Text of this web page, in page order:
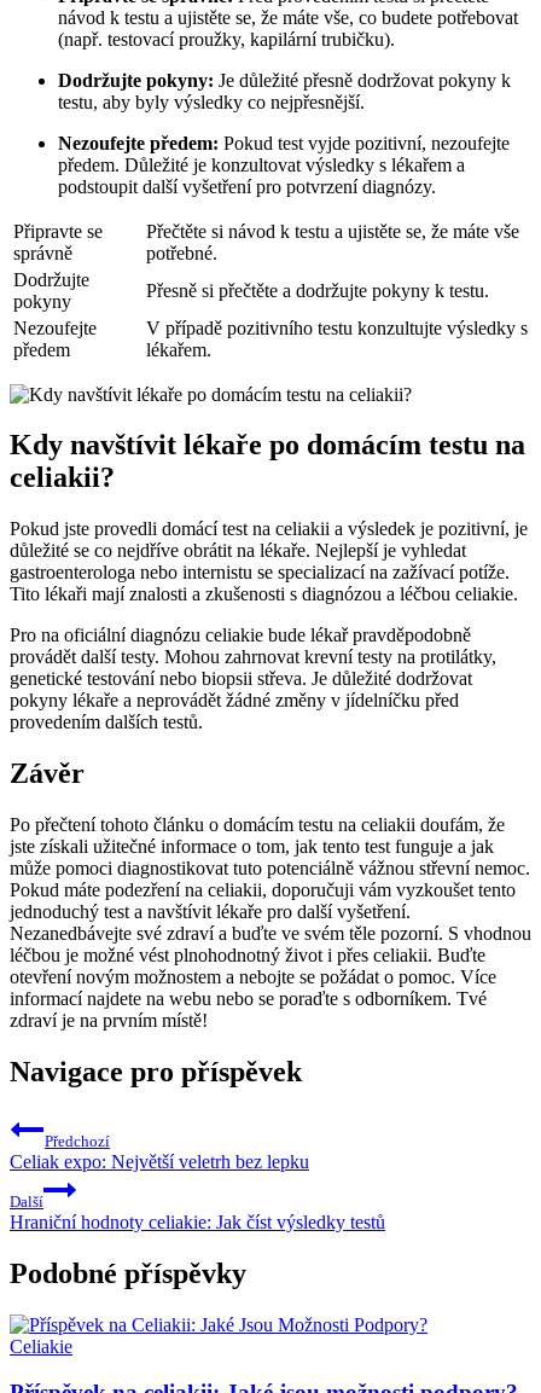
návod k testu a ujistěte se, že máte vše, co budete potřebovat
(např. testovací proužky, kapilární trubičku).
Dodržujte pokyny: Je důležité přesně dodržovat pokyny k
testu, aby byly výsledky co nejpřesnější.
Nezoufejte předem: Pokud test vyjde pozitivní, nezoufejte
předem. Důležité je konzultovat výsledky s lékařem a
podstoupit další vyšetření pro potvrzení diagnózy.
Připravte se
správně
Přečtěte si návod k testu a ujistěte se, že máte vše
potřebné.
Dodržujte
pokyny
Přesně si přečtěte a dodržujte pokyny k testu.
Nezoufejte
předem
V případě pozitivního testu konzultujte výsledky s
lékařem.
Kdy navštívit lékaře po domácím testu na
celiakii?
Pokud jste provedli domácí test na celiakii a výsledek je pozitivní, je
důležité se co nejdříve obrátit na lékaře. Nejlepší je vyhledat
gastroenterologa nebo internistu se specializací na zažívací potíže.
Tito lékaři mají znalosti a zkušenosti s diagnózou a léčbou celiakie.
Pro na oficiální diagnózu celiakie bude lékař pravděpodobně
provádět další testy. Mohou zahrnovat krevní testy na protilátky,
genetické testování nebo biopsii střeva. Je důležité dodržovat
pokyny lékaře a neprovádět žádné změny v jídelníčku před
provedením dalších testů.
Závěr
Po přečtení tohoto článku o domácím testu na celiakii doufám, že
jste získali užitečné informace o tom, jak tento test funguje a jak
může pomoci diagnostikovat tuto potenciálně vážnou střevní nemoc.
Pokud máte podezření na celiakii, doporučuji vám vyzkoušet tento
jednoduchý test a navštívit lékaře pro další vyšetření.
Nezanedbávejte své zdraví a buďte ve svém těle pozorní. S vhodnou
léčbou je možné vést plnohodnotný život i přes celiakii. Buďte
otevření novým možnostem a nebojte se požádat o pomoc. Více
informací najdete na webu nebo se poraďte s odborníkem. Tvé
zdraví je na prvním místě!
Navigace pro příspěvek
Předchozí
Celiak expo: Největší veletrh bez lepku
Další
Hraniční hodnoty celiakie: Jak číst výsledky testů
Podobné příspěvky
Celiakie